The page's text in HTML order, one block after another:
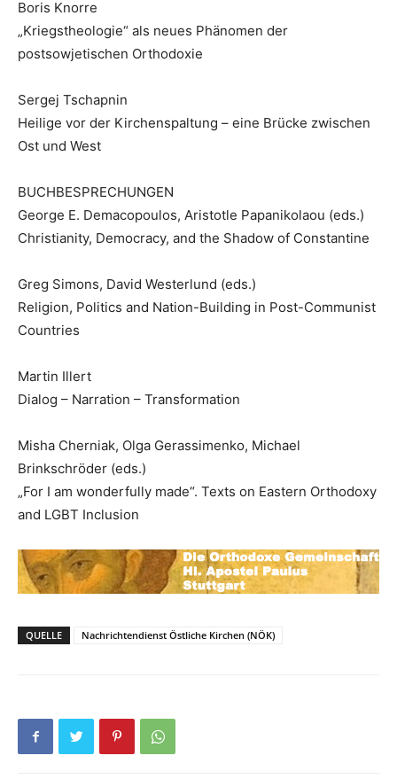
Boris Knorre
„Kriegstheologie“ als neues Phänomen der
postsowjetischen Orthodoxie
Sergej Tschapnin
Heilige vor der Kirchenspaltung – eine Brücke zwischen
Ost und West
BUCHBESPRECHUNGEN
George E. Demacopoulos, Aristotle Papanikolaou (eds.)
Christianity, Democracy, and the Shadow of Constantine
Greg Simons, David Westerlund (eds.)
Religion, Politics and Nation-Building in Post-Communist
Countries
Martin Illert
Dialog – Narration – Transformation
Misha Cherniak, Olga Gerassimenko, Michael
Brinkschröder (eds.)
„For I am wonderfully made“. Texts on Eastern Orthodoxy
and LGBT Inclusion
QUELLE Nachrichtendienst Östliche Kirchen (NÖK)